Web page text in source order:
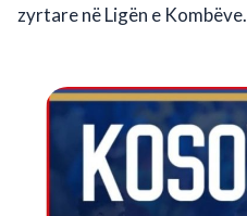
zyrtare në Ligën e Kombëve.